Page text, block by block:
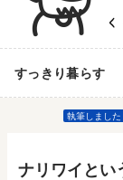
すっきり暮らす
執筆しました
ナリワイとい